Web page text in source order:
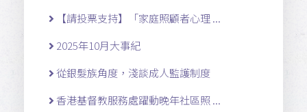
【請投票支持】「家庭照顧者心理 ...
2025年10月大事紀
從銀髮族角度，淺談成人監護制度
香港基督教服務處躍動晚年社區照 ...